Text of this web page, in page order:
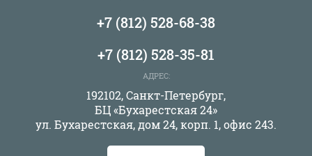
+7 (812) 528-68-38
+7 (812) 528-35-81
АДРЕС:
192102, Санкт-Петербург,
БЦ «Бухарестская 24»
ул. Бухарестская, дом 24, корп. 1, офис 243.